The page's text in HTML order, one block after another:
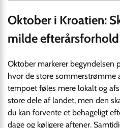
Oktober i Kroatien:
milde efterårsforhold
Oktober markerer begyndelsen
hvor de store sommerstrømme
tempoet føles mere lokalt og
store dele af landet, men den
du kan forvente et behageligt
dage og køligere aftener.